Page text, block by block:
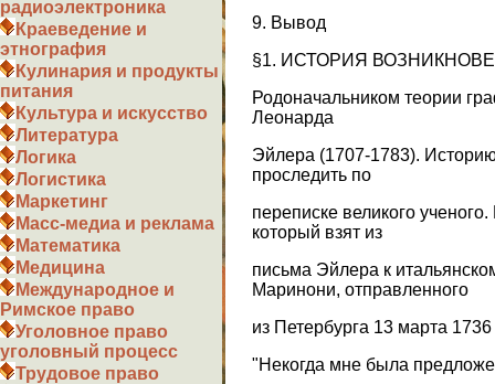
радиоэлектроника
Краеведение и
этнография
Кулинария и продукты
питания
Культура и искусство
Литература
Логика
Логистика
Маркетинг
Масс-медиа и реклама
Математика
Медицина
Международное и
Римское право
Уголовное право
уголовный процесс
Трудовое право
9. Вывод
§1. ИСТОРИЯ
Родоначальником теории
Леонарда
Эйлера (1707-1783).
проследить по
переписке великого
который взят из
письма Эйлера к
Маринони, отправленного
из Петербурга 13 марта
"Некогда мне была